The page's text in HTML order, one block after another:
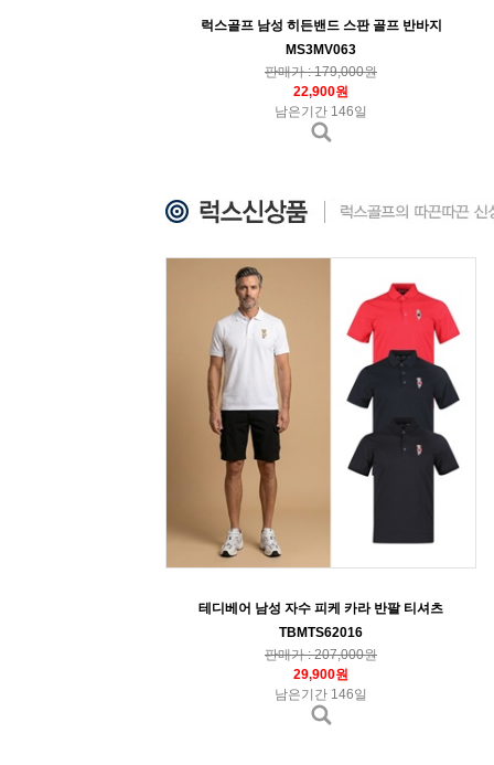
럭스골프 남성 히든밴드 스판 골프 반바지
MS3MV063
판매가 : 179,000원
22,900원
남은기간 146일
테디베어 남성 자수 피케 카라 반팔 티셔츠
TBMTS62016
판매가 : 207,000원
29,900원
남은기간 146일